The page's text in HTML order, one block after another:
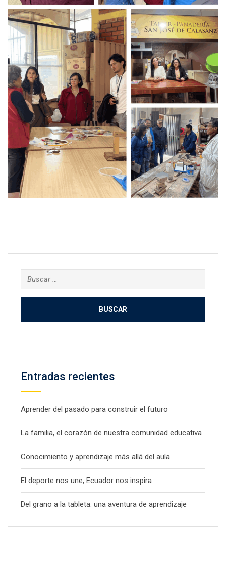
Buscar:
Entradas recientes
Aprender del pasado para construir el futuro
La familia, el corazón de nuestra comunidad educativa
Conocimiento y aprendizaje más allá del aula.
El deporte nos une, Ecuador nos inspira
Del grano a la tableta: una aventura de aprendizaje